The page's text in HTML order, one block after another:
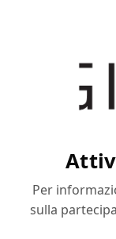
Per
sulla